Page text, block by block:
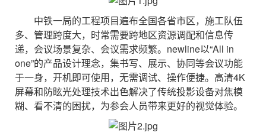
中铁一局的工程项目遍布全国各省市区，施工队伍
多、管理跨度大，时常需要跨地区资源调配和信息传
递，会议场景复杂、会议需求频繁。newline以“All in
one”的产品设计理念，集书写、展示、协同等会议功能
于一身，开机即可使用，无需调试、操作便捷。高清4K
屏幕和防眩光处理技术出色解决了传统投影设备对焦模
糊、看不清的困扰，为参会人员带来更好的视觉体验。